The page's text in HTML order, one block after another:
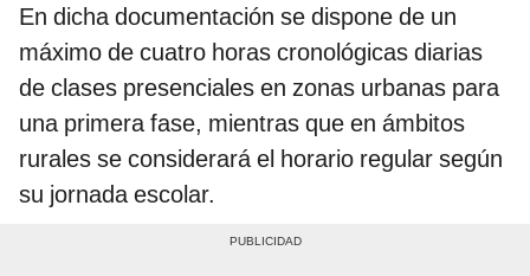
En dicha documentación se dispone de un
máximo de cuatro horas cronológicas diarias
de clases presenciales en zonas urbanas para
una primera fase, mientras que en ámbitos
rurales se considerará el horario regular según
su jornada escolar.